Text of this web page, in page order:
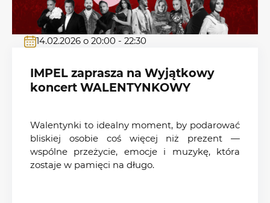
14.02.2026 o 20:00 - 22:30
IMPEL zaprasza na Wyjątkowy
koncert WALENTYNKOWY
Walentynki to idealny moment, by podarować
bliskiej osobie coś więcej niż prezent —
wspólne przeżycie, emocje i muzykę, która
zostaje w pamięci na długo.